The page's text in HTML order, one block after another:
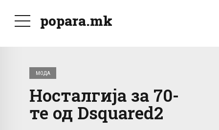
popara.mk
МОДА
Носталгија за 70-
те од Dsquared2